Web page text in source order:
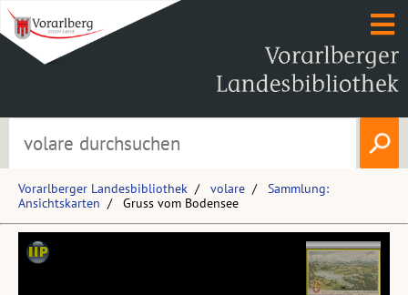
Vorarlberger Landesbibliothek volare
Sammlung:
Ansichtskarten
Gruss vom Bodensee